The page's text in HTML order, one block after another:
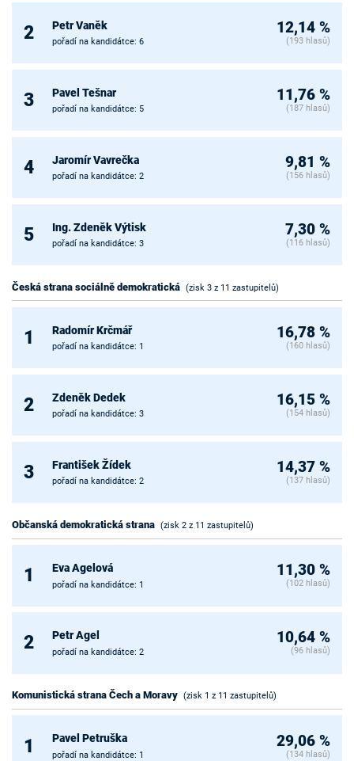
2 Petr Vaněk
pořadí na kandidátce: 6
12,14 %
(193 hlasů)
3 Pavel Tešnar
pořadí na kandidátce: 5
11,76 %
(187 hlasů)
4 Jaromír Vavrečka
pořadí na kandidátce: 2
9,81 %
(156 hlasů)
5 Ing. Zdeněk Výtisk
pořadí na kandidátce: 3
7,30 %
(116 hlasů)
Česká strana sociálně demokratická (zisk 3 z 11 zastupitelů)
1 Radomír Krčmář
pořadí na kandidátce: 1
16,78 %
(160 hlasů)
2 Zdeněk Dedek
pořadí na kandidátce: 3
16,15 %
(154 hlasů)
3 František Žídek
pořadí na kandidátce: 2
14,37 %
(137 hlasů)
Občanská demokratická strana (zisk 2 z 11 zastupitelů)
1 Eva Agelová
pořadí na kandidátce: 1
11,30 %
(102 hlasů)
2 Petr Agel
pořadí na kandidátce: 2
10,64 %
(96 hlasů)
Komunistická strana Čech a Moravy (zisk 1 z 11 zastupitelů)
1 Pavel Petruška
pořadí na kandidátce: 1
29,06 %
(134 hlasů)